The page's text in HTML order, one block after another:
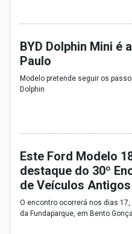
BYD Dolphin Mini é
Paulo
Modelo pretende seguir os
Dolphin
Este Ford Modelo
destaque do 30º
de Veículos Antigos
O encontro ocorrerá nos dias
da Fundaparque, em Bento